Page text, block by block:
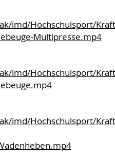
imd/Hochschulsport/
Multipresse.mp4
imd/Hochschulsport/
imd/Hochschulsport/